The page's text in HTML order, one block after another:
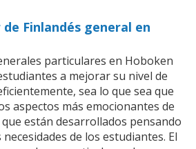
Finlandés general en
particulares en Hoboken
a mejorar su nivel de
sea lo que sea que
aspectos más emocionantes de
están desarrollados pensando
de los estudiantes. El